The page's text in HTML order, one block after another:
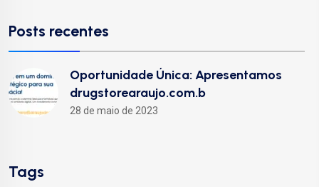
Posts recentes
Oportunidade Única: Apresentamos
drugstorearaujo.com.b
28 de maio de 2023
Tags